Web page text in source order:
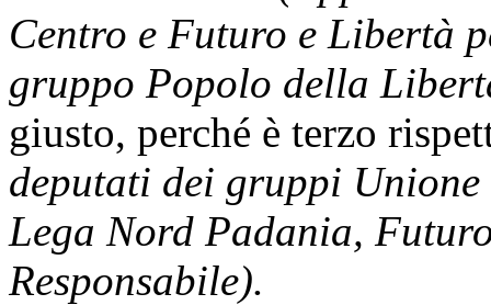
Centro e Futuro e Libertà
gruppo Popolo della
giusto, perché è terzo
deputati dei gruppi
Lega Nord Padania,
Responsabile).